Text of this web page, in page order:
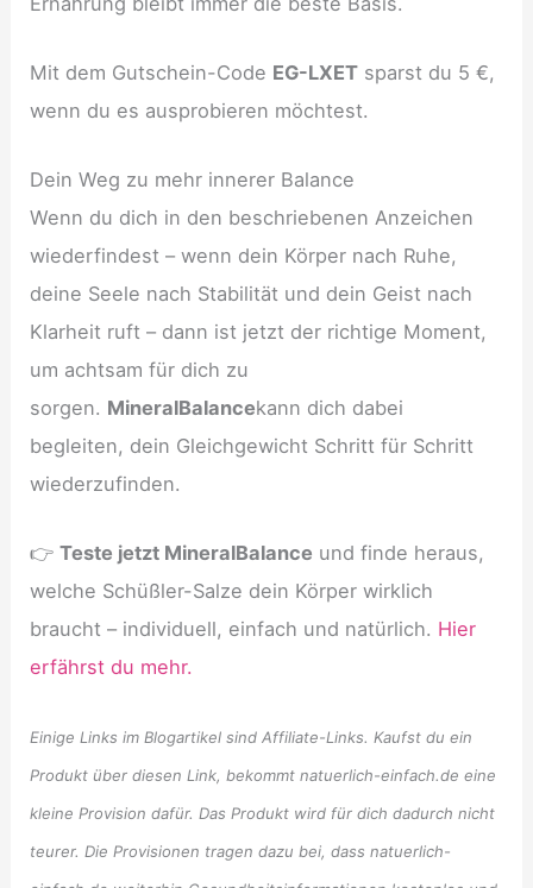
Mit dem Gutschein-Code EG-LXET sparst du 5 €,
wenn du es ausprobieren möchtest.
Dein Weg zu mehr innerer Balance
Wenn du dich in den beschriebenen Anzeichen
wiederfindest – wenn dein Körper nach Ruhe,
deine Seele nach Stabilität und dein Geist nach
Klarheit ruft – dann ist jetzt der richtige Moment,
um achtsam für dich zu
sorgen. MineralBalancekann dich dabei
begleiten, dein Gleichgewicht Schritt für Schritt
wiederzufinden.
👉Teste jetzt MineralBalance und finde heraus,
welche Schüßler-Salze dein Körper wirklich
braucht – individuell, einfach und natürlich. Hier
erfährst du mehr.
Einige Links im Blogartikel sind Affiliate-Links. Kaufst du ein
Produkt über diesen Link, bekommt natuerlich-einfach.de eine
kleine Provision dafür. Das Produkt wird für dich dadurch nicht
teurer. Die Provisionen tragen dazu bei, dass natuerlich-